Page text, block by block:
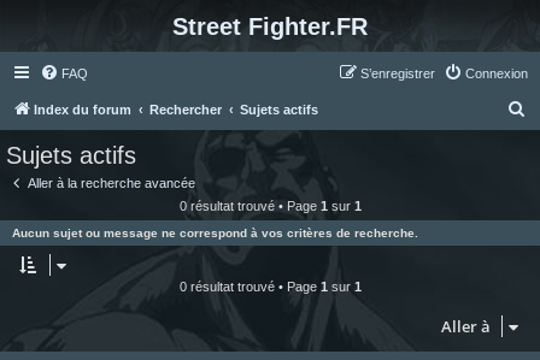
Street Fighter.FR
FAQ Connexion
S’enregistrer
Index du forum Rechercher Sujets actifs
e
Sujets actifs
Aller à la recherche avancée
0 résultat trouvé • Page 1 sur 1
Aucun sujet ou message ne correspond à vos critères de recherche.
0 résultat trouvé • Page 1 sur 1
Aller à